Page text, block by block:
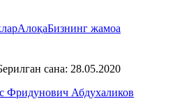
АлоқаБизнинг жамоа
сана: 28.05.2020
Фридунович Абдухаликов